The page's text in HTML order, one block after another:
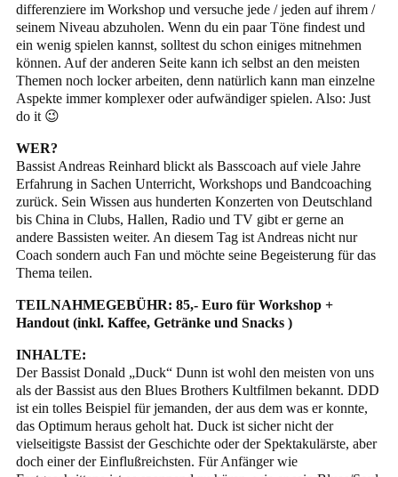
differenziere im Workshop und versuche jede / jeden auf ihrem /
seinem Niveau abzuholen. Wenn du ein paar Töne findest und
ein wenig spielen kannst, solltest du schon einiges mitnehmen
können. Auf der anderen Seite kann ich selbst an den meisten
Themen noch locker arbeiten, denn natürlich kann man einzelne
Aspekte immer komplexer oder aufwändiger spielen. Also: Just
do it 😉
WER?
Bassist Andreas Reinhard blickt als Basscoach auf viele Jahre
Erfahrung in Sachen Unterricht, Workshops und Bandcoaching
zurück. Sein Wissen aus hunderten Konzerten von Deutschland
bis China in Clubs, Hallen, Radio und TV gibt er gerne an
andere Bassisten weiter. An diesem Tag ist Andreas nicht nur
Coach sondern auch Fan und möchte seine Begeisterung für das
Thema teilen.
TEILNAHMEGEBÜHR: 85,- Euro für Workshop +
Handout (inkl. Kaffee, Getränke und Snacks )
INHALTE:
Der Bassist Donald „Duck“ Dunn ist wohl den meisten von uns
als der Bassist aus den Blues Brothers Kultfilmen bekannt. DDD
ist ein tolles Beispiel für jemanden, der aus dem was er konnte,
das Optimum heraus geholt hat. Duck ist sicher nicht der
vielseitigste Bassist der Geschichte oder der Spektakulärste, aber
doch einer der Einflußreichsten. Für Anfänger wie